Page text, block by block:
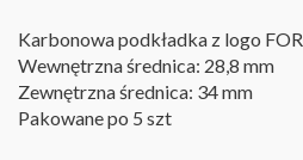
Karbonowa podkładka z logo
Wewnętrzna średnica: 28,8 mm
Zewnętrzna średnica: 34 mm
Pakowane po 5 szt